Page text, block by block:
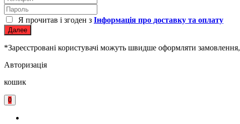
Я прочитав і згоден з Інформація про доставку та оплату
Далее
*Зареєстровані користувачі можуть швидше оформляти замовлення,
Авторизація
кошик
0